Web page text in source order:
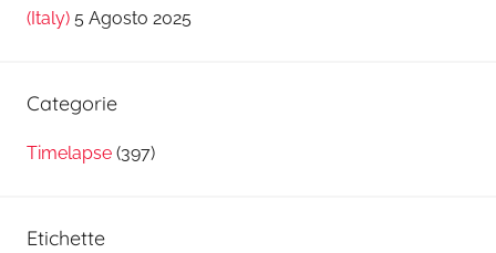
(Italy) 5 Agosto 2025
Categorie
Timelapse (397)
Etichette